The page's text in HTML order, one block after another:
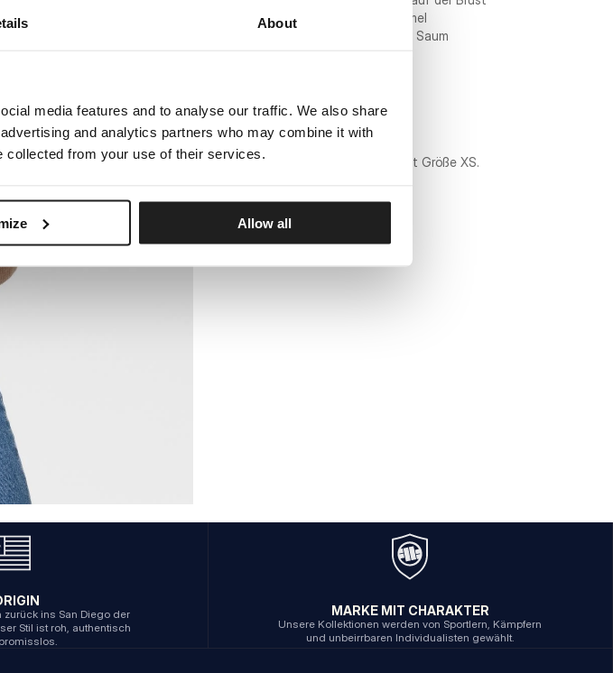
About
media features and to analyse our traffic. We also share
and analytics partners who may combine it with
collected from your use of their services.
Allow all
- Rundes Abzeichen am rechten Ärmel
- Gerippte Bündchen an Ärmeln und Saum
Hauptmaterial: 100 % Nylon-Twill
Futter: 100 % Nylon
Das Model ist 167 cm groß und trägt Größe XS.
zurück ins San Diego der
Stil ist roh, authentisch
MARKE MIT CHARAKTER
Unsere Kollektionen werden von Sportlern, Kämpfern
und unbeirrbaren Individualisten gewählt.